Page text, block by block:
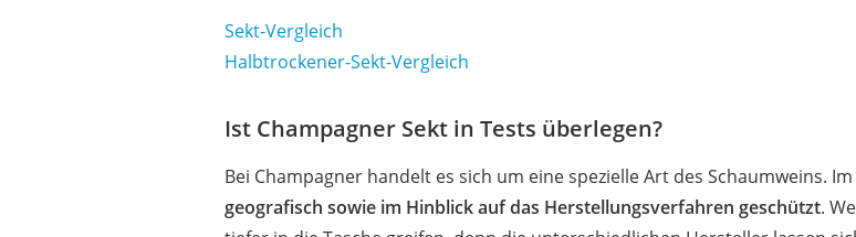
Sekt-Vergleich
Halbtrockener-Sekt-Vergleich
Ist Champagner Sekt in Tests überlegen?
Bei Champagner handelt es sich um eine spezielle Art des Schaumweins.
geografisch sowie im Hinblick auf das Herstellungsverfahren geschützt.